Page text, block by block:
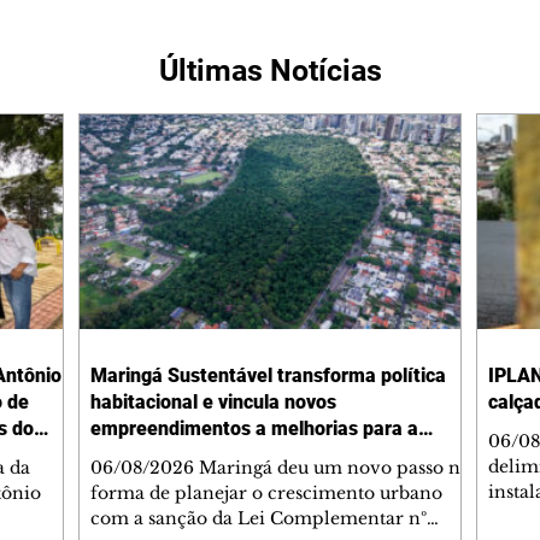
Últimas Notícias
de
do
da
Maringá Sustentável transforma política
habitacional e vincula novos
empreendimentos a melhorias para a
cidade
06/08/2026 Maringá deu um novo passo na
forma de planejar o crescimento urbano
com a sanção da Lei Complementar nº
06/